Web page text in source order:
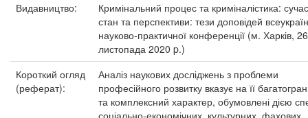
Видавництво:
Кримінальний процес та криміналістика:
стан та перспективи: тези доповідей
науково-практичної конференції (м. Харків, 26
листопада 2020 p.)
Короткий огляд
(реферат):
Аналіз наукових досліджень з проблеми
професійного розвитку вказує на її
та комплексний характер, обумовлені дією
соціально-економічних, культурних, фахових,